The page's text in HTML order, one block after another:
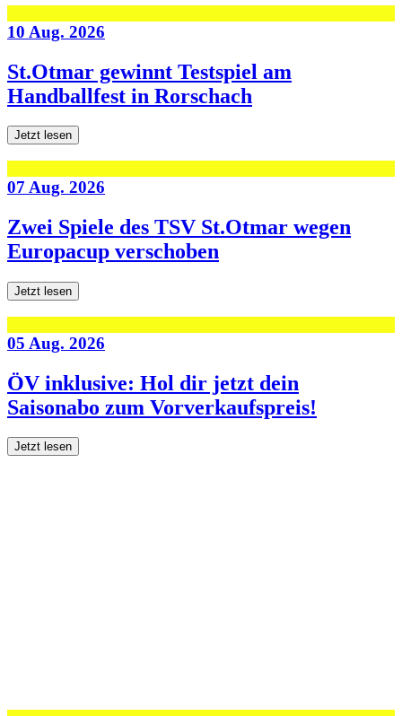
10 Aug. 2026
St.Otmar gewinnt Testspiel am
Handballfest in Rorschach
Jetzt lesen
07 Aug. 2026
Zwei Spiele des TSV St.Otmar wegen
Europacup verschoben
Jetzt lesen
05 Aug. 2026
ÖV inklusive: Hol dir jetzt dein
Saisonabo zum Vorverkaufspreis!
Jetzt lesen